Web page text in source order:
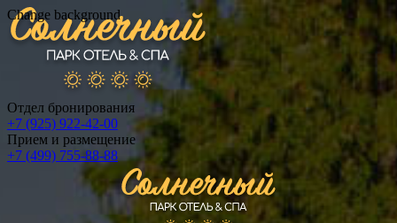
Change background
Отдел бронирования
+7 (925) 922-42-00
Прием и размещение
+7 (499) 755-88-88